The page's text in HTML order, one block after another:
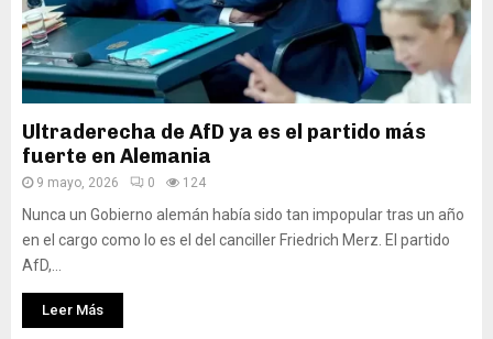
Ultraderecha de AfD ya es el partido más
fuerte en Alemania
9 mayo, 2026 0 124
Nunca un Gobierno alemán había sido tan impopular tras un año
en el cargo como lo es el del canciller Friedrich Merz. El partido
AfD,...
Leer Más